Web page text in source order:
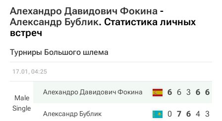
Алехандро Давидович Фокина -
Александр Бублик. Статистика личных
встреч
Турниры Большого шлема
17.01, 04:25
Male
Single
Алехандро Давидович Фокина 6 6 3 6 6
Александр Бублик 0 7 6 4 3